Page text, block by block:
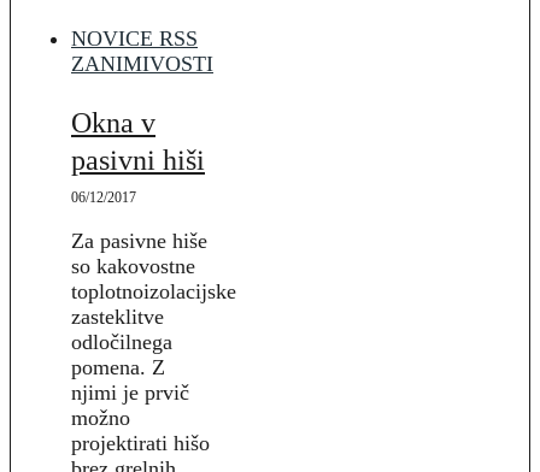
NOVICE RSS
ZANIMIVOSTI
Okna v
pasivni hiši
06/12/2017
Za pasivne hiše
so kakovostne
toplotnoizolacijske
zasteklitve
odločilnega
pomena. Z
njimi je prvič
možno
projektirati hišo